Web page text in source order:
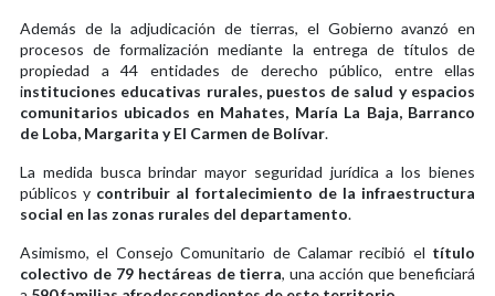
Además de la adjudicación de tierras, el Gobierno avanzó en
procesos de formalización mediante la entrega de títulos de
propiedad a 44 entidades de derecho público, entre ellas
instituciones educativas rurales, puestos de salud y espacios
comunitarios ubicados en Mahates, María La Baja, Barranco
de Loba, Margarita y El Carmen de Bolívar.
La medida busca brindar mayor seguridad jurídica a los bienes
públicos y contribuir al fortalecimiento de la infraestructura
social en las zonas rurales del departamento.
Asimismo, el Consejo Comunitario de Calamar recibió el título
colectivo de 79 hectáreas de tierra, una acción que beneficiará